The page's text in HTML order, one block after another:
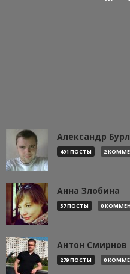
Александр
491 ПОСТЫ 2
Анна Злобина
37 ПОСТЫ 0
Антон Смирнов
279 ПОСТЫ 0